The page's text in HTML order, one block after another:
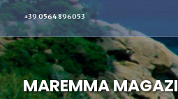
+39 0564 896053
MAREMMA